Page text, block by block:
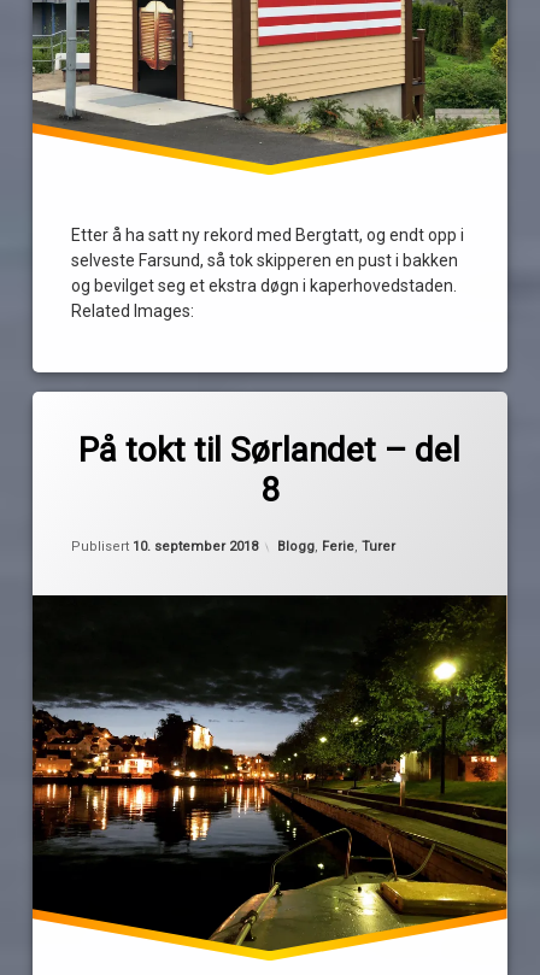
Etter å ha satt ny rekord med Bergtatt, og endt opp i
selveste Farsund, så tok skipperen en pust i bakken
og bevilget seg et ekstra døgn i kaperhovedstaden.
Related Images:
På tokt til Sørlandet – del
8
Publisert 10. september 2018
Oppdatert15. september 2018
Kategorier:
Blogg, Ferie,Turer
båtferie
spangereid